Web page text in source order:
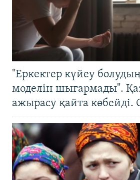
"Еркектер күйеу
моделін шығармады".
ажырасу қайта көбейді.